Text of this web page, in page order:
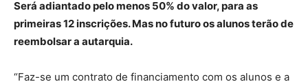
Será adiantado pelo menos 50% do valor, para as
primeiras 12 inscrições. Mas no futuro os alunos terão de
reembolsar a autarquia.
“Faz-se um contrato de financiamento com os alunos e a